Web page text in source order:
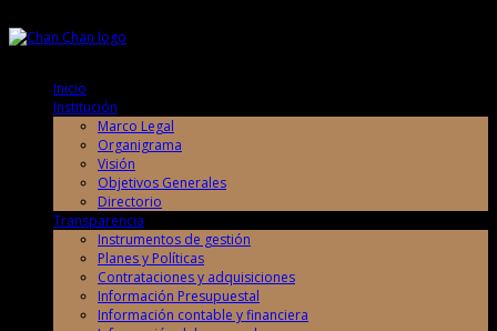
Inicio
Institución
Marco Legal
Organigrama
Visión
Objetivos Generales
Directorio
Transparencia
Instrumentos de gestión
Planes y Políticas
Contrataciones y adquisiciones
Información Presupuestal
Información contable y financiera